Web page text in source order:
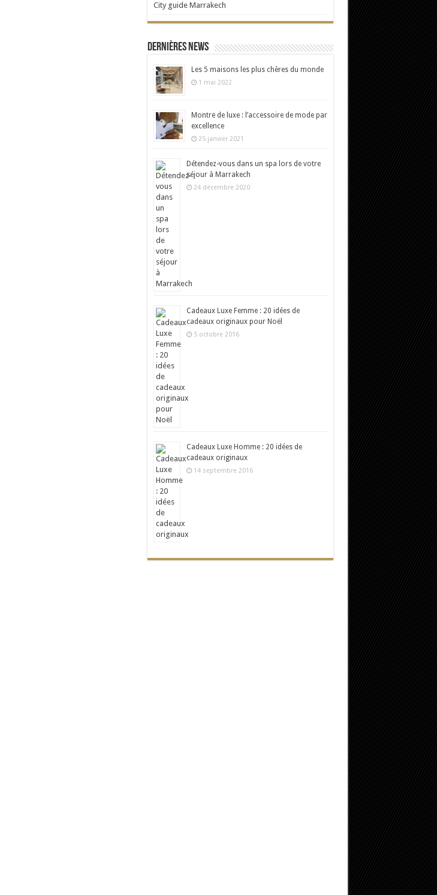
City guide Marrakech
Dernières news
Les 5 maisons les plus chères du monde
1 mai 2022
Montre de luxe : l’accessoire de mode par
excellence
25 janvier 2021
Détendez-vous dans un spa lors de votre
séjour à Marrakech
24 décembre 2020
Cadeaux Luxe Femme : 20 idées de
cadeaux originaux pour Noël
5 octobre 2016
Cadeaux Luxe Homme : 20 idées de
cadeaux originaux
14 septembre 2016